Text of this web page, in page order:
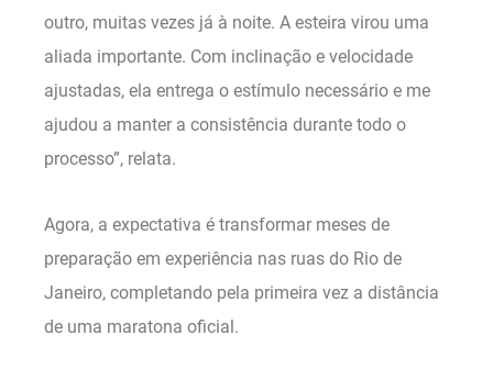
outro, muitas vezes já à noite. A esteira virou uma
aliada importante. Com inclinação e velocidade
ajustadas, ela entrega o estímulo necessário e me
ajudou a manter a consistência durante todo o
processo”, relata.
Agora, a expectativa é transformar meses de
preparação em experiência nas ruas do Rio de
Janeiro, completando pela primeira vez a distância
de uma maratona oficial.